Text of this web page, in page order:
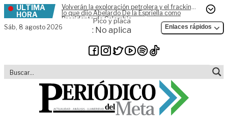
Skip to content
ÚLTIMA
HORA
Volverán la exploración petrolera y el fracking,
lo que dijo Abelardo De la Espriella como
Presidente de Colombia
Sáb, 8 agosto 2026
Pico y placa
: No aplica Enlaces rápidos